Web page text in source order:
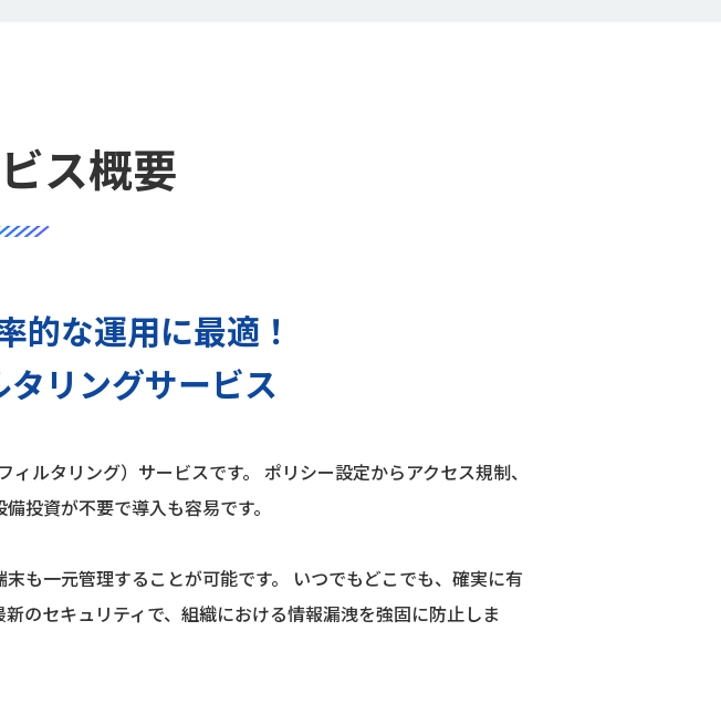
ス概要
的な運用に最適！
リングサービス
ルタリング）サービスです。 ポリシー設定からアクセス規制、
投資が不要で導入も容易です。
も一元管理することが可能です。 いつでもどこでも、確実に有
のセキュリティで、組織における情報漏洩を強固に防止しま